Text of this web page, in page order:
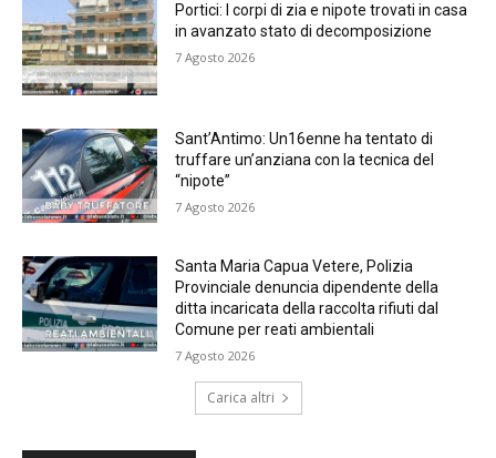
Portici: I corpi di zia e nipote trovati in casa
in avanzato stato di decomposizione
7 Agosto 2026
Sant’Antimo: Un16enne ha tentato di
truffare un’anziana con la tecnica del
“nipote”
7 Agosto 2026
Santa Maria Capua Vetere, Polizia
Provinciale denuncia dipendente della
ditta incaricata della raccolta rifiuti dal
Comune per reati ambientali
7 Agosto 2026
Carica altri